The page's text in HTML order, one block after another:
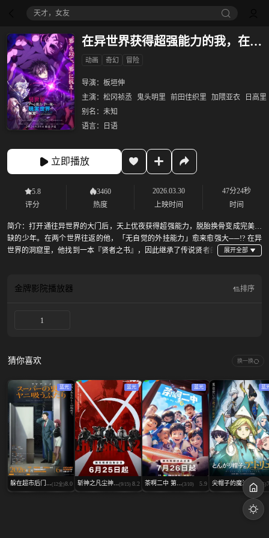
八仙！
在异世界获得超强能力的我，在现实世界照样无敌～等级提升改变人生命运～ SP
动画 奇幻 冒险
导演： 板垣伸
主演： 松冈祯丞 鬼头明里 前田佳织里 加隈亚衣
日高里
别名： 未知
语言：
日语
立即播放
5.8
评分
3460
热度
2026.03.30
上映时间
47分24秒
时间
简介：打开通往异世界的大门后，天上优夜获得超强能力，脱胎换骨变成完美无
缺的少年。在两个世界往返的他，「无自觉的外挂能力」愈来愈强大──!? 在异
世界的洞窟里，他找到一本『贤者之书』，因此继承了传说贤者的
们，但是各方面都是顶尖水准的他不以为意，继续走自己的路！少年升级的脚步
金牌影院播放器 排序
1
猜你喜欢 换一换
蓝光
躲在超市后门... (12全)8.0
蓝光
斩神之凡尘神... (9/15) 8.2
蓝光
茶啊二中 第... (3/10) 5.9
蓝
尖帽子的魔法...(13集)